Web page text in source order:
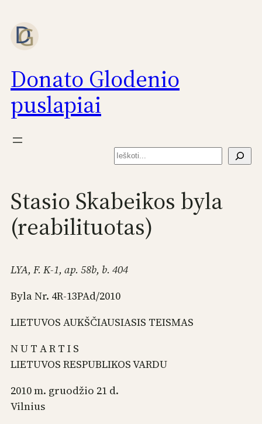
prie
turinio
Donato Glodenio
puslapiai
Paieška
Stasio Skabeikos byla
(reabilituotas)
LYA, F. K-1, ap. 58b, b. 404
Byla Nr. 4R-13PAd/2010
LIETUVOS AUKŠČIAUSIASIS TEISMAS
N U T A R T I S
LIETUVOS RESPUBLIKOS VARDU
2010 m. gruodžio 21 d.
Vilnius